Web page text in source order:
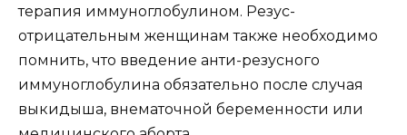
терапия иммуноглобулином. Резус-
отрицательным женщинам также необходимо
помнить, что введение анти-резусного
иммуноглобулина обязательно после случая
выкидыша, внематочной беременности или